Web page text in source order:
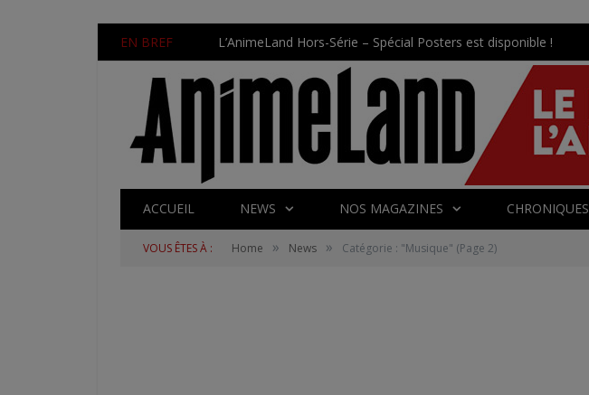
EN BREF L’AnimeLand Hors-Série – Spécial Posters est disponible !
ACCUEIL NEWS NOS MAGAZINES CHRONIQUES
VOUS ÊTES À : Home » News » Catégorie : "Musique" (Page 2)